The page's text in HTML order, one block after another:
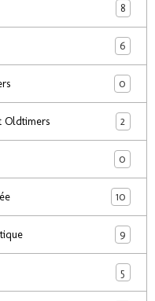
8
6
0
Oldtimers 2
0
10
9
5